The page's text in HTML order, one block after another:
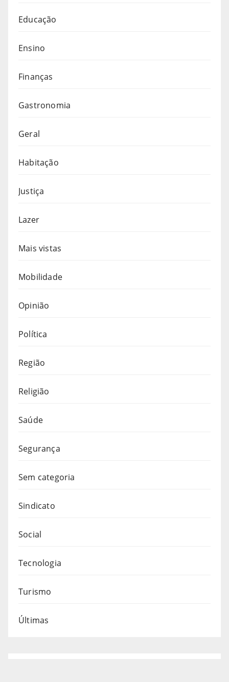
Educação
Ensino
Finanças
Gastronomia
Geral
Habitação
Justiça
Lazer
Mais vistas
Mobilidade
Opinião
Política
Região
Religião
Saúde
Segurança
Sem categoria
Sindicato
Social
Tecnologia
Turismo
Últimas